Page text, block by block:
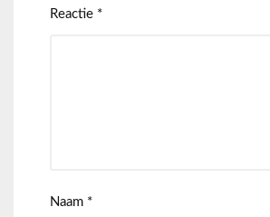
Reactie *
Naam *